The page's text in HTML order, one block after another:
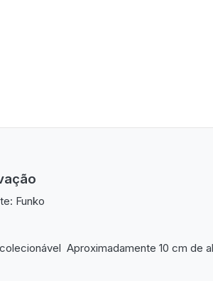
Funko
Aproximadamente 10 cm de